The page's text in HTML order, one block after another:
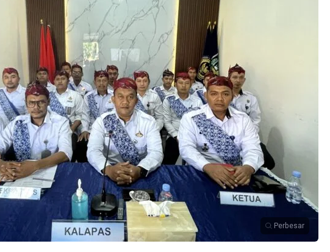
Perbesar